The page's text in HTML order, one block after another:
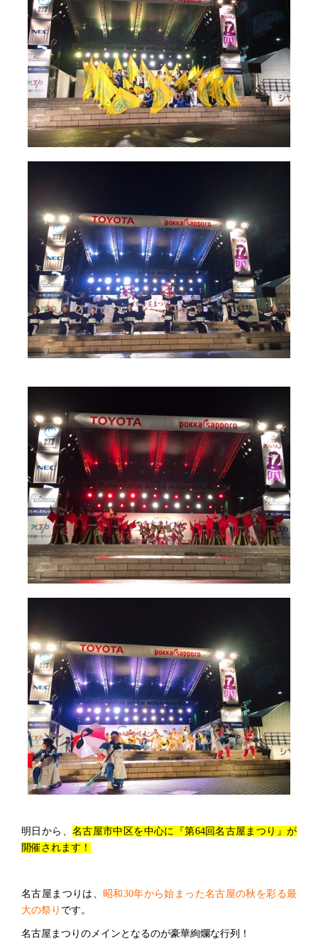
明日から、 名古屋市中区を中心に『第64回名古屋まつり』が
開催されます！
名古屋まつりは、 昭和30年から始まった名古屋の秋を彩る最
大の祭り です。
名古屋まつりのメインとなるのが豪華絢爛な行列！